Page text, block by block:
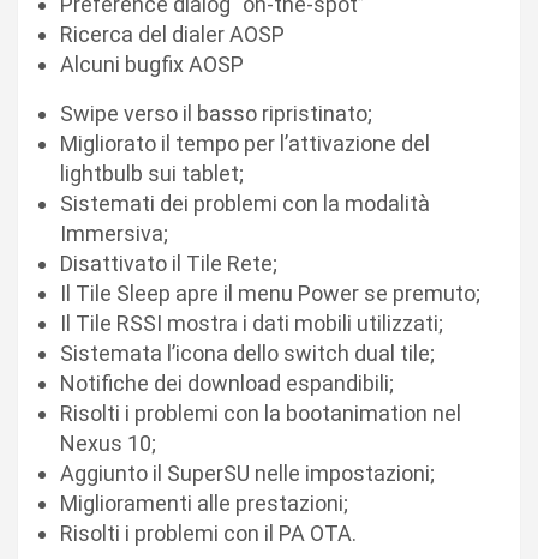
Ricerca del dialer AOSP
Alcuni bugfix AOSP
Swipe verso il basso ripristinato;
Migliorato il tempo per l’attivazione del
lightbulb sui tablet;
Sistemati dei problemi con la modalità
Immersiva;
Disattivato il Tile Rete;
Il Tile Sleep apre il menu Power se premuto;
Il Tile RSSI mostra i dati mobili utilizzati;
Sistemata l’icona dello switch dual tile;
Notifiche dei download espandibili;
Risolti i problemi con la bootanimation nel
Nexus 10;
Aggiunto il SuperSU nelle impostazioni;
Miglioramenti alle prestazioni;
Risolti i problemi con il PA OTA.